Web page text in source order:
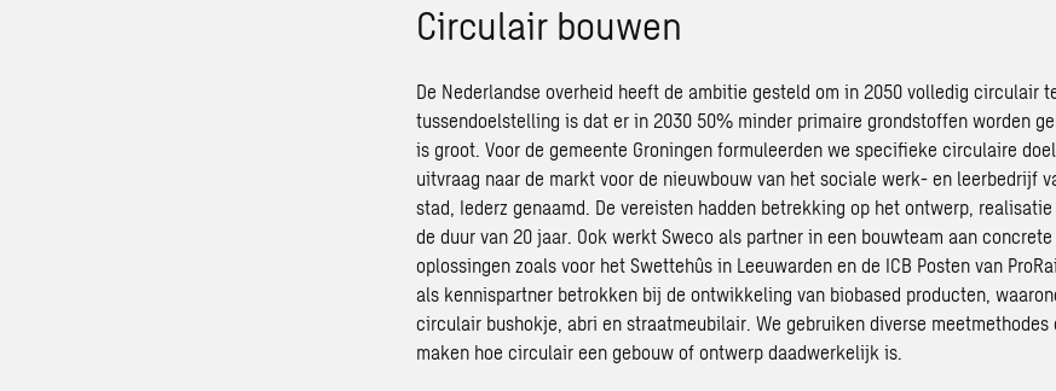
Circulair bouwen
De Nederlandse overheid heeft de ambitie gesteld om in 2050 volledig circulair
tussendoelstelling is dat er in 2030 50% minder primaire grondstoffen worden
is groot. Voor de gemeente Groningen formuleerden we specifieke circulaire
uitvraag naar de markt voor de nieuwbouw van het sociale werk- en leerbedrijf
stad, Iederz genaamd. De vereisten hadden betrekking op het ontwerp,
de duur van 20 jaar. Ook werkt Sweco als partner in een bouwteam aan
oplossingen zoals voor het Swettehûs in Leeuwarden en de ICB Posten van
als kennispartner betrokken bij de ontwikkeling van biobased producten,
circulair bushokje, abri en straatmeubilair. We gebruiken diverse
maken hoe circulair een gebouw of ontwerp daadwerkelijk is.